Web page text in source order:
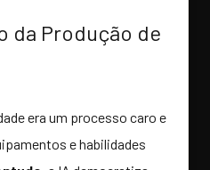
da Produção de
era um processo caro e
e habilidades